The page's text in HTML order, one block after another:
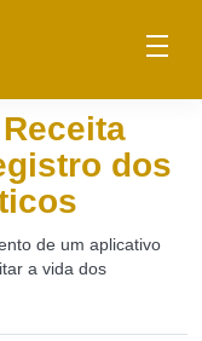
dos
de um aplicativo
a vida dos